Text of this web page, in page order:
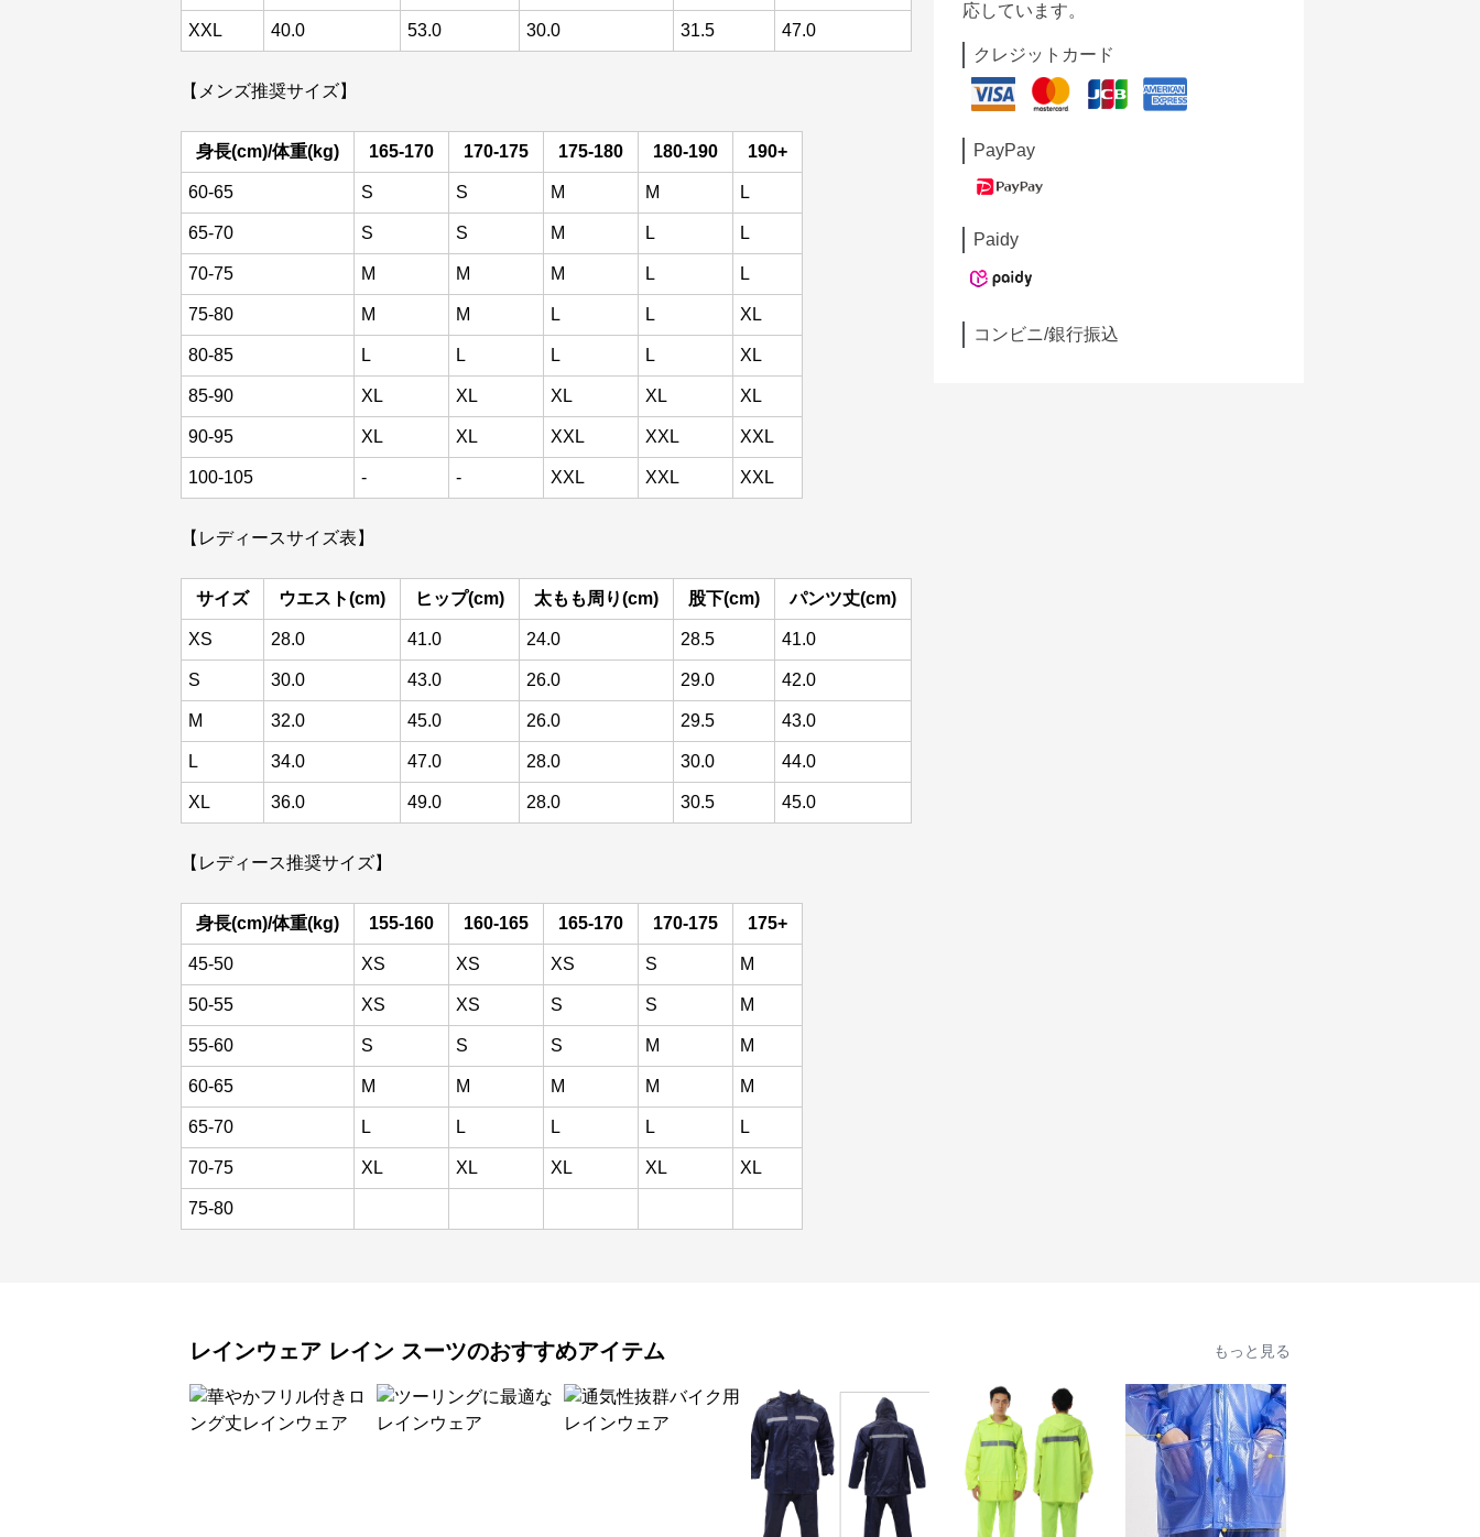
XXL 40.0 53.0 30.0 31.5 47.0
【メンズ推奨サイズ】
身長(cm)/体重(kg) 165-170 170-175 175-180 180-190 190+
60-65 S S M M L
65-70 S S M L L
70-75 M M M L L
75-80 M M L L XL
80-85 L L L L XL
85-90 XL XL XL XL XL
90-95 XL XL XXL XXL XXL
100-105 - - XXL XXL XXL
【レディースサイズ表】
サイズ ウエスト(cm) ヒップ(cm) 太もも周り(cm) 股下(cm) パンツ丈(cm)
XS 28.0 41.0 24.0 28.5 41.0
S 30.0 43.0 26.0 29.0 42.0
M 32.0 45.0 26.0 29.5 43.0
L 34.0 47.0 28.0 30.0 44.0
XL 36.0 49.0 28.0 30.5 45.0
【レディース推奨サイズ】
身長(cm)/体重(kg) 155-160 160-165 165-170 170-175 175+
45-50 XS XS XS S M
50-55 XS XS S S M
55-60 S S S M M
60-65 M M M M M
65-70 L L L L L
70-75 XL XL XL XL XL
75-80
応しています。
クレジットカード
PayPay
Paidy
コンビニ/銀行振込
レインウェア レイン スーツのおすすめアイテム もっと見る